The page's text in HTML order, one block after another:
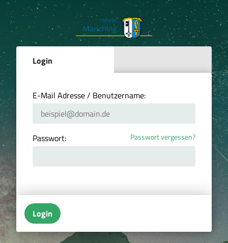
Login
E-Mail Adresse / Benutzername:
Passwort: Passwort vergessen?
Login